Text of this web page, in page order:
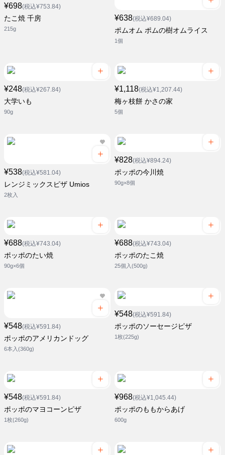
¥698(税込¥753.84)
たこ焼 千房
215g
¥638(税込¥689.04)
ポムオム ポムの樹オムライス
1個
¥248(税込¥267.84)
大学いも
90g
¥1,118(税込¥1,207.44)
梅ヶ枝餅 かさの家
5個
¥538(税込¥581.04)
レンジミックスピザ Umios
2枚入
¥828(税込¥894.24)
ポッポの今川焼
90g×8個
¥688(税込¥743.04)
ポッポのたい焼
90g×6個
¥688(税込¥743.04)
ポッポのたこ焼
25個入(500g)
¥548(税込¥591.84)
ポッポのアメリカンドッグ
6本入(360g)
¥548(税込¥591.84)
ポッポのソーセージピザ
1枚(225g)
¥548(税込¥591.84)
ポッポのマヨコーンピザ
1枚(260g)
¥968(税込¥1,045.44)
ポッポのももからあげ
600g